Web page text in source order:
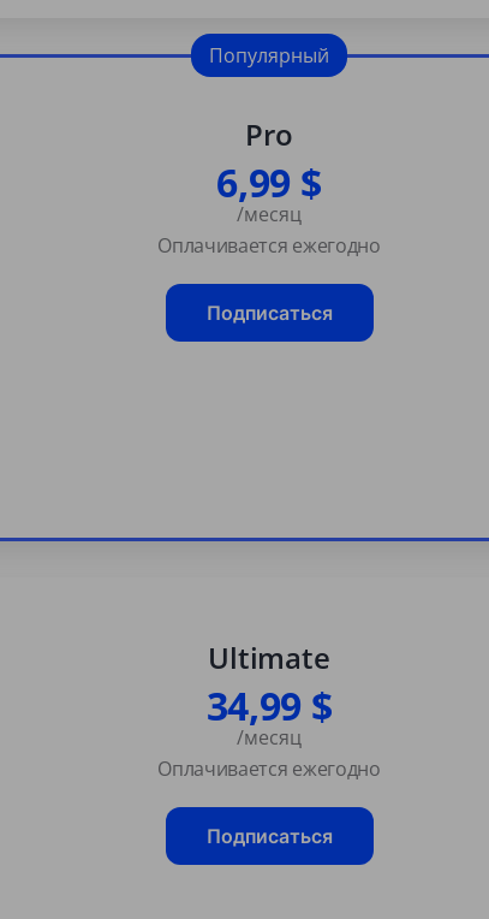
Pro
6,99 $
/месяц
Оплачивается ежегодно
Подписаться
Популярный
Ultimate
34,99 $
/месяц
Оплачивается ежегодно
Подписаться